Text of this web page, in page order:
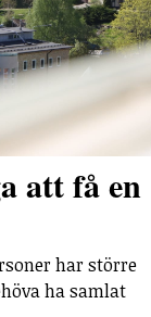
att få en
har större
ha samlat